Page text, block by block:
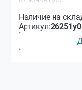
Наличие на
Артикул: